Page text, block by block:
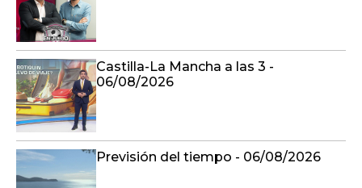
Castilla-La Mancha a las 3 -
06/08/2026
Previsión del tiempo - 06/08/2026